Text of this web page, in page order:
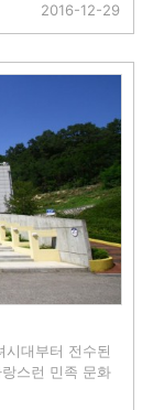
2016-12-29
시대부터 전수된
스런 민족 문화